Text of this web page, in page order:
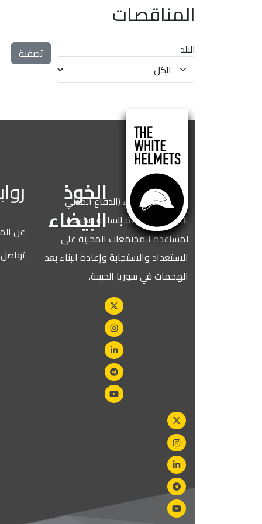
المناقصات
الخوذ
البيضاء
نحن الخوذ البيضاء (الدفاع المدني
السوري)، منظمة إنسانية مكرسة
لمساعدة المجتمعات المحلية على
الاستعداد والاستجابة وإعادة البناء بعد
الهجمات في سوريا الحبيبة.
روابط
عن المنظمة
تواصل معنا